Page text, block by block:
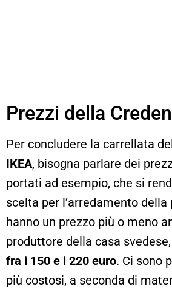
Prezzi della
Per concludere la carrellata
IKEA, bisogna parlare dei
portati ad esempio, che si
scelta per l’arredamento della
hanno un prezzo più o meno
produttore della casa
fra i 150 e i 220 euro. Ci sono
più costosi, a seconda di